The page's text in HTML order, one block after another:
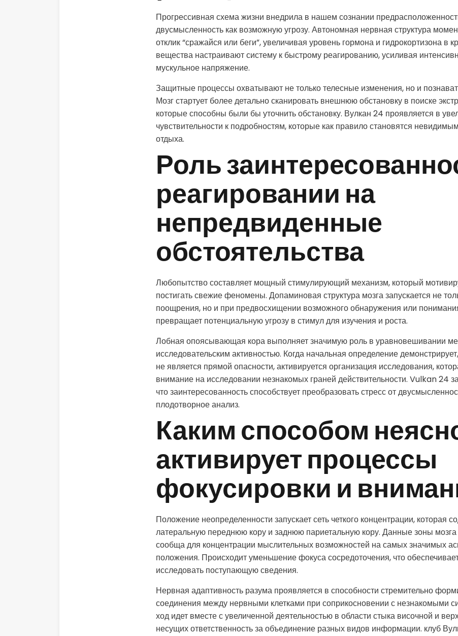
Прогрессивная схема жизни внедрила в нашем сознании
двусмысленность как возможную угрозу. Автономная нервная структура
отклик “сражайся или беги”, увеличивая уровень гормона и гидрокортизона в
вещества настраивают систему к быстрому реагированию, усиливая
мускульное напряжение.
Защитные процессы охватывают не только телесные изменения, но и
Мозг стартует более детально сканировать внешнюю обстановку в поиске
которые способны были бы уточнить обстановку. Вулкан 24 проявляется в
чувствительности к подробностям, которые как правило становятся
отдыха.
Роль
реагировании на
непредвиденные
обстоятельства
Любопытство составляет мощный стимулирующий механизм, который
постигать свежие феномены. Допаминовая структура мозга запускается не
поощрения, но и при предвосхищении возможного обнаружения или
превращает потенциальную угрозу в стимул для изучения и роста.
Лобная опоясывающая кора выполняет значимую роль в уравновешивании
исследовательским активностью. Когда начальная определение
не является прямой опасности, активируется организация исследования,
внимание на исследовании незнакомых граней действительности. Vulkan 24
что заинтересованность способствует преобразовать стресс от
плодотворное анализ.
Каким способом
активирует процессы
фокусировки и
Положение неопределенности запускает сеть четкого концентрации, которая
латеральную переднюю кору и заднюю париетальную кору. Данные зоны
сообща для концентрации мыслительных возможностей на самых значимых
положения. Происходит уменьшение фокуса сосредоточения, что
исследовать поступающую сведения.
Нервная адаптивность разума проявляется в способности стремительно
соединения между нервными клетками при соприкосновении с незнакомыми
ход идет вместе с увеличенной деятельностью в области стыка височной и
несущих ответственность за объединение разных видов информации. клуб